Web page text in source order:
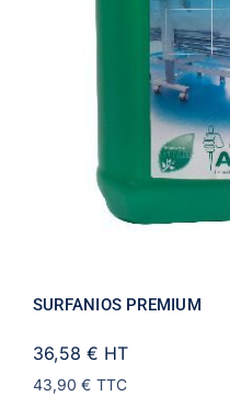
SURFANIOS PREMIUM
36,58 € HT
43,90 € TTC